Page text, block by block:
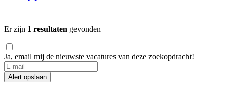
Er zijn 1 resultaten gevonden
Ja, email mij de nieuwste vacatures van deze zoekopdracht!
Alert opslaan